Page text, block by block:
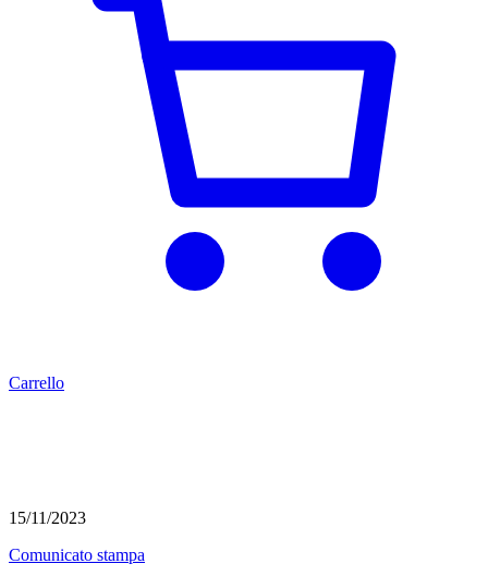
Carrello
15/11/2023
Comunicato stampa